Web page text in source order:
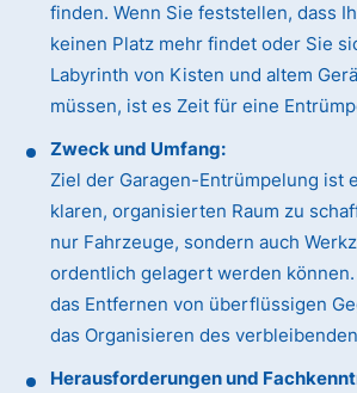
finden. Wenn Sie feststellen, dass
keinen Platz mehr findet oder Sie
Labyrinth von Kisten und altem
müssen, ist es Zeit für eine
Zweck und Umfang:
Ziel der Garagen-Entrümpelung ist
klaren, organisierten Raum zu
nur Fahrzeuge, sondern auch
ordentlich gelagert werden
das Entfernen von überflüssigen
das Organisieren des
Herausforderungen und